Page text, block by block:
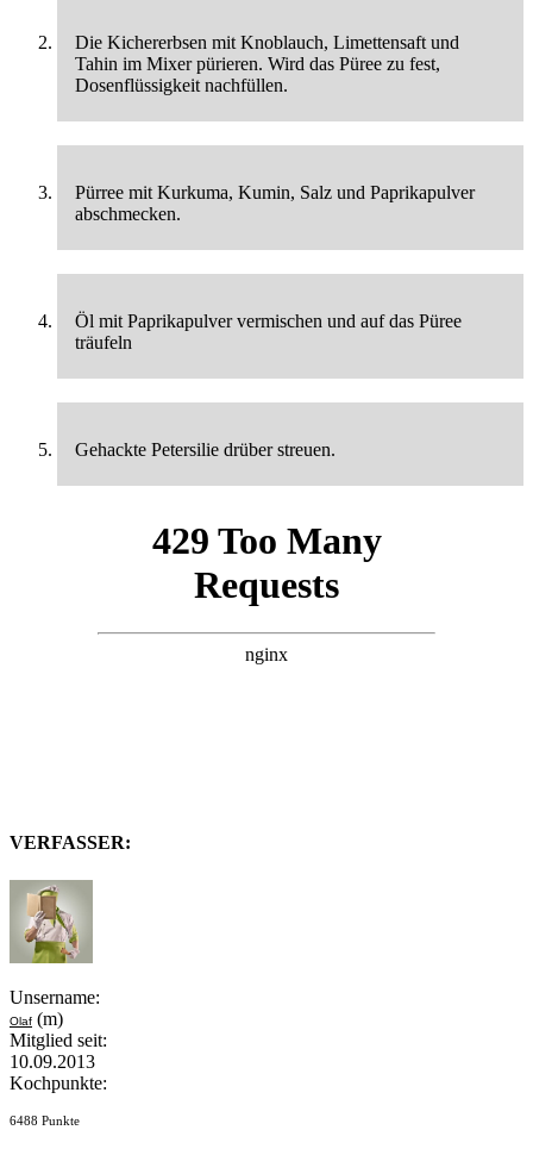
Die Kichererbsen mit Knoblauch, Limettensaft und
Tahin im Mixer pürieren. Wird das Püree zu fest,
Dosenflüssigkeit nachfüllen.
Pürree mit Kurkuma, Kumin, Salz und Paprikapulver
abschmecken.
Öl mit Paprikapulver vermischen und auf das Püree
träufeln
Gehackte Petersilie drüber streuen.
VERFASSER:
Unsername:
Olaf (m)
Mitglied seit:
10.09.2013
Kochpunkte:
6488 Punkte